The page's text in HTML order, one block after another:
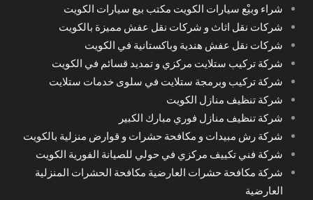
شراء وبيْع سيارات الكويت مكتب بيع سيارات الكويت
شركات نقل اثاث و شركات نقل عفش مميزة بالكويت
شركات نقل عفش هندية وباكستانية في الكويت
شركة تركيب ستلايت مركزي و تمديد قسائم في الكويت
شركة تركيب وبرمجة ستلايت في سلوى خدمات ستلايت
شركة تنظيف منازل الكويت
شركة تنظيف منازل فوري مبارك الكبير
شركة رش مبيدات و مكافحة حشرات و قوارض منزلية بالكويت
شركة فني تكييف مركزي في حولي للصيانة الفورية الكويت
شركة مكافحة حشرات العارضية مكافحة الحشرات المنزلية
العارضية